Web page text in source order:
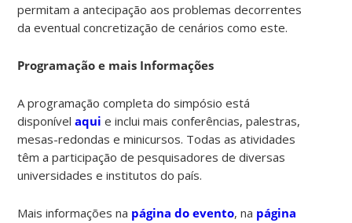
permitam a antecipação aos problemas decorrentes
da eventual concretização de cenários como este.
Programação e mais Informações
A programação completa do simpósio está
disponívelaqui e inclui mais conferências, palestras,
mesas-redondas e minicursos. Todas as atividades
têm a participação de pesquisadores de diversas
universidades e institutos do país.
Mais informações na página do evento, na página